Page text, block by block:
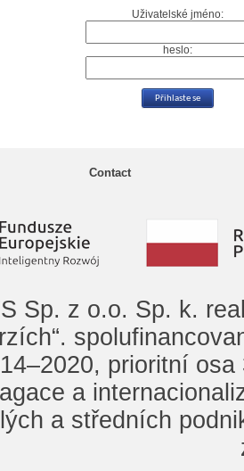
Uživatelské jméno:
heslo:
Contact
Sp. z o.o. Sp. k.
prioritní
a
a středních